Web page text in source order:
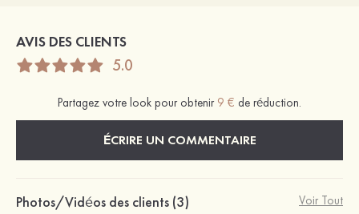
AVIS DES CLIENTS
5.0
Partagez votre look pour obtenir 9 € de réduction.
ÉCRIRE UN COMMENTAIRE
Photos/Vidéos des clients (3) Voir Tout